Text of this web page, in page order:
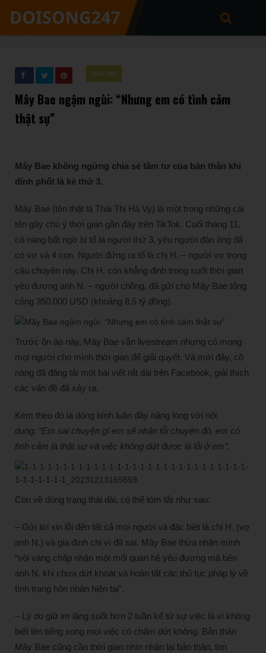
GIẢI TRÍ
Mây Bae ngậm ngùi: “Nhưng em có tình cảm
thật sự”
Mây Bae không ngừng chia sẻ tâm tư của bản thân khi
dính phốt là kẻ thứ 3.
Mây Bae (tên thật là Thái Thị Hà Vy) là một trong những cái
tên gây chú ý thời gian gần đây trên TikTok. Cuối tháng 11,
cô nàng bất ngờ bị tố là người thứ 3, yêu người đàn ông đã
có vợ và 4 con. Người đứng ra tố là chị H. – người vợ trong
câu chuyện này. Chị H. còn khẳng định trong suốt thời gian
yêu đương anh N. – người chồng, đã gửi cho Mây Bae tổng
cộng 350.000 USD (khoảng 8,5 tỷ đồng).
Trước ồn ào này, Mây Bae vẫn livestream nhưng cô mong
mọi người cho mình thời gian để giải quyết. Và mới đây, cô
nàng đã đăng tải một bài viết rất dài trên Facebook, giải thích
các vấn đề đã xảy ra.
Kèm theo đó là dòng bình luận đầy nặng lòng với nội
dung: “Em sai chuyện gì em sẽ nhận lỗi chuyện đó, em có
tình cảm là thật sự và việc không dứt được là lỗi ở em”.
Còn về dòng trạng thái dài, có thể tóm tắt như sau:
– Gửi lời xin lỗi đến tất cả mọi người và đặc biệt là chị H. (vợ
anh N.) và gia đình chị vì đã sai. Mây Bae thừa nhận mình
“vội vàng chấp nhận một mối quan hệ yêu đương mà bên
anh N. khi chưa dứt khoát và hoàn tất các thủ tục pháp lý về
tình trạng hôn nhân hiện tại”.
– Lý do giữ im lặng suốt hơn 2 tuần kể từ sự việc là vì không
biết lên tiếng xong mọi việc có chấm dứt không. Bản thân
Mây Bae cũng cần thời gian nhìn nhận lại bản thân, tìm